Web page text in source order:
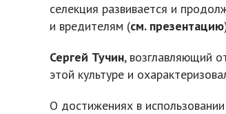
селекция развивается и
и вредителям (см. презентацию
Сергей Тучин, возглавляющий
этой культуре и
О достижениях в